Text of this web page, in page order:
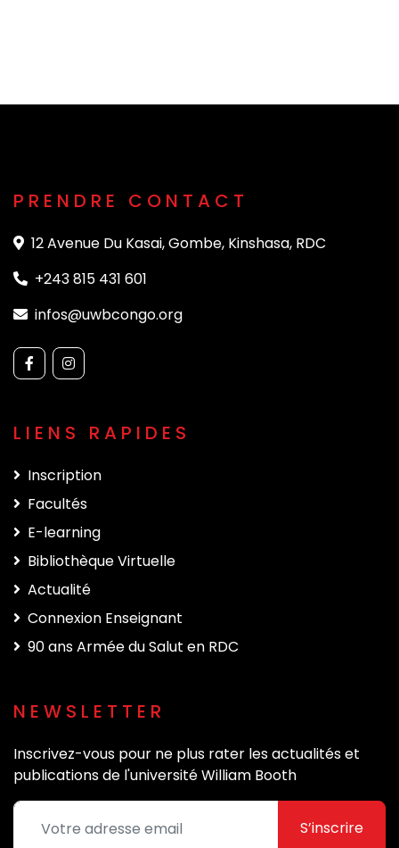
PRENDRE CONTACT
12 Avenue Du Kasai, Gombe, Kinshasa, RDC
+243 815 431 601
infos@uwbcongo.org
LIENS RAPIDES
Inscription
Facultés
E-learning
Bibliothèque Virtuelle
Actualité
Connexion Enseignant
90 ans Armée du Salut en RDC
NEWSLETTER
Inscrivez-vous pour ne plus rater les actualités et
publications de l'université William Booth
S’inscrire